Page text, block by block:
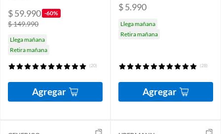
$ 59.990 -60%
$ 149.990
Llega mañana
Retira mañana
(20)
Agregar
$ 5.990
Llega mañana
Retira mañana
(28)
Agregar